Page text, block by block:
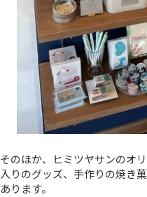
そのほか、ヒミツヤサンのオ
入りのグッズ、手作りの焼き
あります。